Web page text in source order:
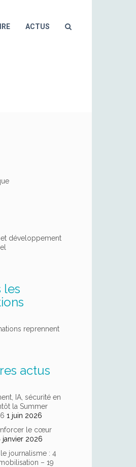
ACTUS
et développement
les
reprennent
actus
IA, sécurité en
la Summer
1 juin 2026
le cœur
janvier 2026
journalisme : 4
– 19